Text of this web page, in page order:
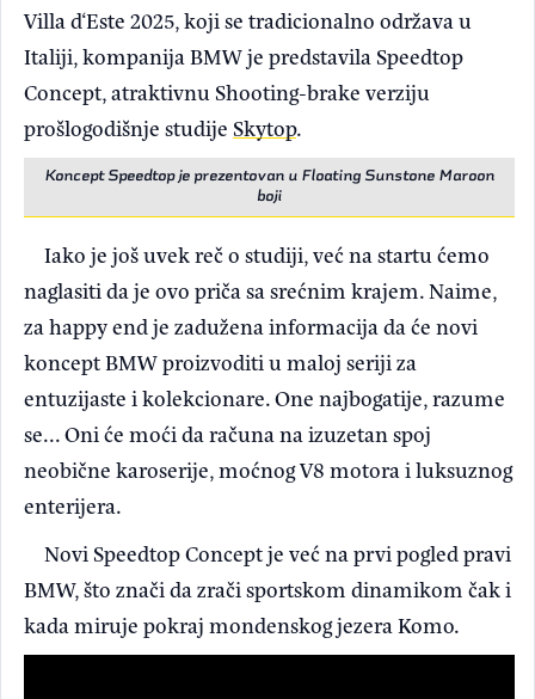
Villa d‘Este 2025, koji se tradicionalno održava u
Italiji, kompanija BMW je predstavila Speedtop
Concept, atraktivnu Shooting-brake verziju
prošlogodišnje studije Skytop.
Koncept Speedtop je prezentovan u Floating Sunstone Maroon
boji
Iako je još uvek reč o studiji, već na startu ćemo
naglasiti da je ovo priča sa srećnim krajem. Naime,
za happy end je zadužena informacija da će novi
koncept BMW proizvoditi u maloj seriji za
entuzijaste i kolekcionare. One najbogatije, razume
se... Oni će moći da računa na izuzetan spoj
neobične karoserije, moćnog V8 motora i luksuznog
enterijera.
Novi Speedtop Concept je već na prvi pogled pravi
BMW, što znači da zrači sportskom dinamikom čak i
kada miruje pokraj mondenskog jezera Komo.